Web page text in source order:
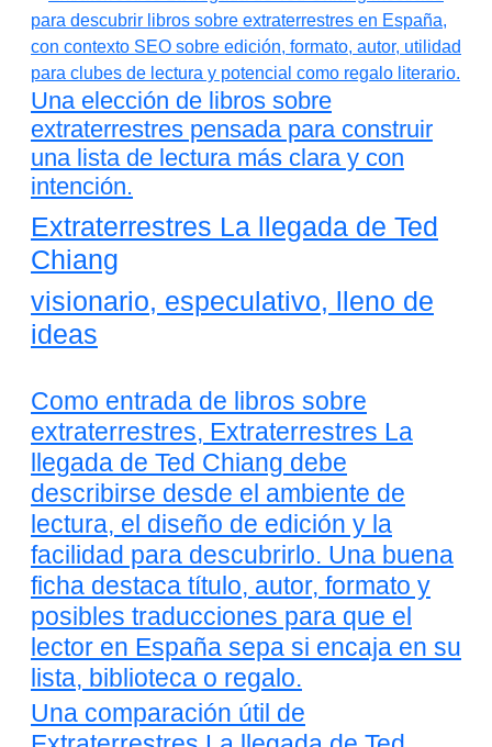
Una elección de libros sobre
extraterrestres pensada para construir
una lista de lectura más clara y con
intención.
Extraterrestres La llegada de Ted
Chiang
visionario, especulativo, lleno de
ideas
Como entrada de libros sobre
extraterrestres, Extraterrestres La
llegada de Ted Chiang debe
describirse desde el ambiente de
lectura, el diseño de edición y la
facilidad para descubrirlo. Una buena
ficha destaca título, autor, formato y
posibles traducciones para que el
lector en España sepa si encaja en su
lista, biblioteca o regalo.
Una comparación útil de